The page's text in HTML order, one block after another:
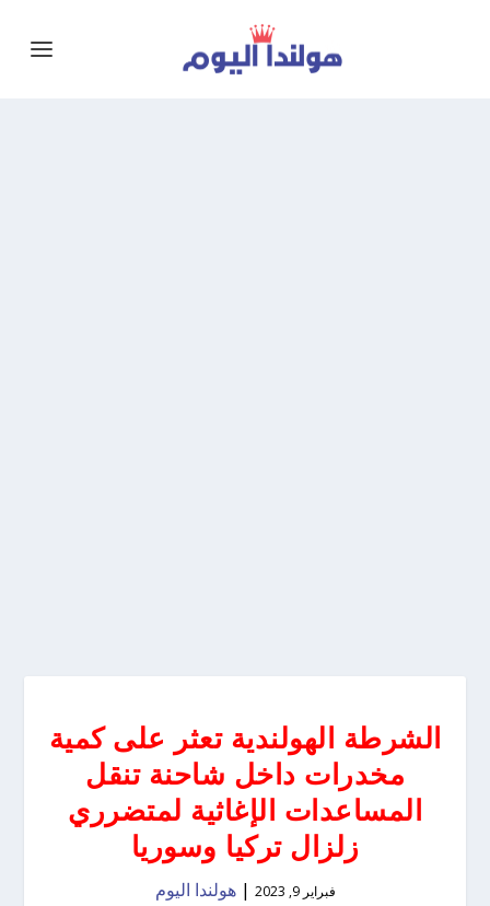
الشرطة الهولندية تعثر على كمية
مخدرات داخل شاحنة تنقل
المساعدات الإغاثية لمتضرري
زلزال تركيا وسوريا
فبراير 9, 2023 |هولندا اليوم